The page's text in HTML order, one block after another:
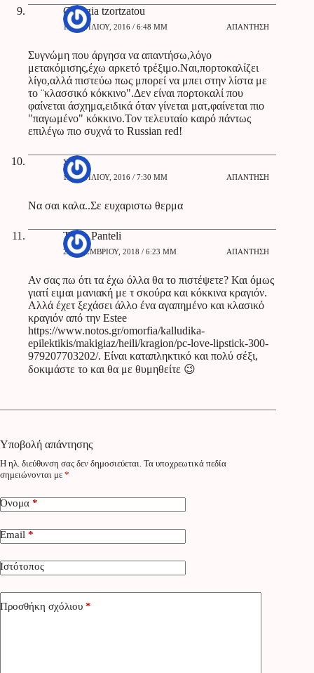
Georgia tzortzatou
10 ΑΠΡΙΛΊΟΥ, 2016 / 6:48 ΜΜ ΑΠΆΝΤΗΣΗ
Συγνώμη που άργησα να απαντήσω,λόγο
μετακόμισης,έχω αρκετό τρέξιμο.Ναι,πορτοκαλίζει
λίγο,αλλά πιστεύω πως μπορεί να μπει στην λίστα με
το ¨κλασσικό κόκκινο".Δεν είναι πορτοκαλί που
φαίνεται άσχημα,ειδικά όταν γίνεται ματ,φαίνεται πιο
"παγωμένο" κόκκινο.Τον τελευταίο καιρό πάντως
επιλέγω πιο συχνά το Russian red!
xenia
11 ΑΠΡΙΛΊΟΥ, 2016 / 7:30 ΜΜ ΑΠΆΝΤΗΣΗ
Να σαι καλα..Σε ευχαριστω θερμα
Tonia Panteli
28 ΝΟΕΜΒΡΊΟΥ, 2018 / 6:23 ΜΜ ΑΠΆΝΤΗΣΗ
Αν σας πω ότι τα έχω όλλα θα το πιστέψετε? Και όμως
γιατί ειμαι μανιακή με τ σκούρα και κόκκινα κραγιόν.
Αλλά έχετ ξεχάσει άλλο ένα αγαπημένο και κλασικό
κραγιόν από την Estee
https://www.notos.gr/omorfia/kalludika-
epilektikis/makigiaz/heili/kragion/pc-love-lipstick-300-
979207703202/. Είναι καταπληκτικό και πολύ σέξι,
δοκιμάστε το και θα με θυμηθείτε 😉
Υποβολή απάντησης
Η ηλ. διεύθυνση σας δεν δημοσιεύεται. Τα υποχρεωτικά πεδία
σημειώνονται με *
Όνομα *
Email *
Ιστότοπος
Προσθήκη σχόλιου *